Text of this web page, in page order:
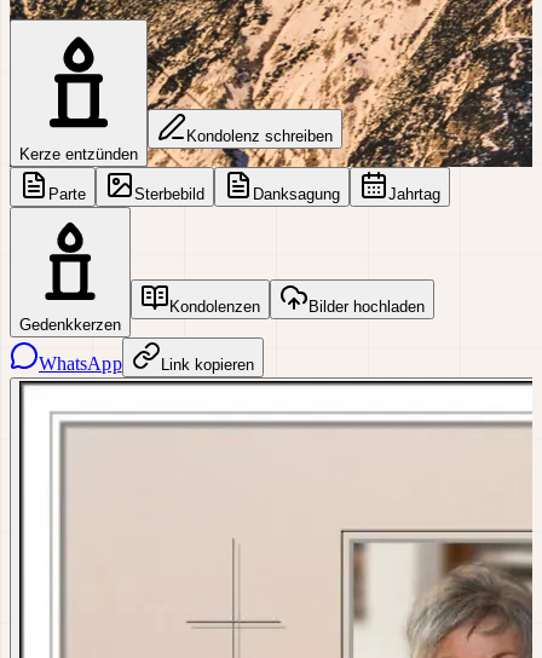
Kerze entzünden
Kondolenz schreiben
Parte Sterbebild Danksagung Jahrtag
Gedenkkerzen
Kondolenzen Bilder hochladen
WhatsApp Link kopieren